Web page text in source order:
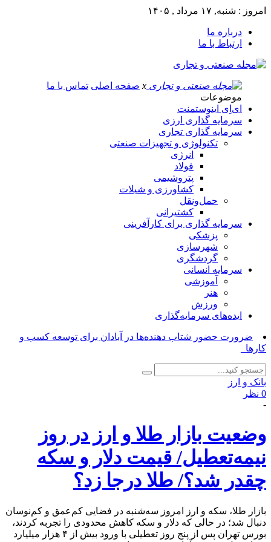
امروز : شنبه, ۱۷ مرداد , ۱۴۰۵
درباره ما
ارتباط با ما
x صفحه اصلی تماس با ما
موضوعات
ای‌اِی اینوستمنت
سرمایه گذاری ارزی
سرمایه گذاری تجاری
تکنولوژی و تجهیزات صنعتی
انرژی
فولاد
پتروشیمی
کشاورزی و شیلات
حمل‌و‌نقل
کشتیرانی
سرمایه گذاری برای کارآفرینی
پزشکی
شهرسازی
گردشگری
سرمایه انسانی
آموزشی
هنر
ورزش
ایده‌های سرمایه‌گذاری
ضرورت حضور شتاب ‌دهنده‌ها در آبادان برای توسعه کسب‌ و
کارها_
بانک و ارز
0 نظر
-
وضعیت بازار طلا و ارز در روز
نیمه‌تعطیل/ قیمت دلار و سکه
چقدر شد؟/ طلا درجا زد؟
بازار طلا، سکه و ارز امروز سه‌شنبه در فضایی کم‌عمق و کم‌نوسان
دنبال شد؛ در حالی که دلار و سکه کاهش محدودی را تجربه کردند،
بورس تهران پس از پنج روز تعطیلی با ورود بیش از ۴ هزار میلیارد